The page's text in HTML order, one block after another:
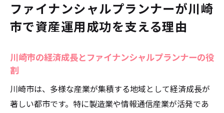
実績から見るファイナンシャルプランナー
の信頼性
ファイナンシャルプランナーのサポートが
地域経済に精通したファイナンシャルプランナ
ーの重要性
ファイナンシャルプランナーが川崎
市で資産運用成功を支える理由
川崎市の経済成長とファイナンシャルプランナーの役
割
川崎市は、多様な産業が集積する地域として経済成長が
著しい都市です。特に製造業や情報通信産業が活発であ